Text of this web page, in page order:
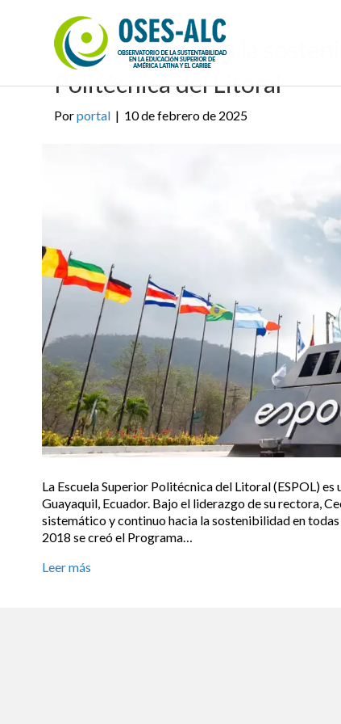
Gobernanza para la
Politécnica del Litoral
Porportal | 10 de febrero de 2025
La Escuela Superior Politécnica del Litoral (ESPOL)
Guayaquil, Ecuador. Bajo el liderazgo de su rectora,
sistemático y continuo hacia la sostenibilidad en
2018 se creó el Programa…
Leer más